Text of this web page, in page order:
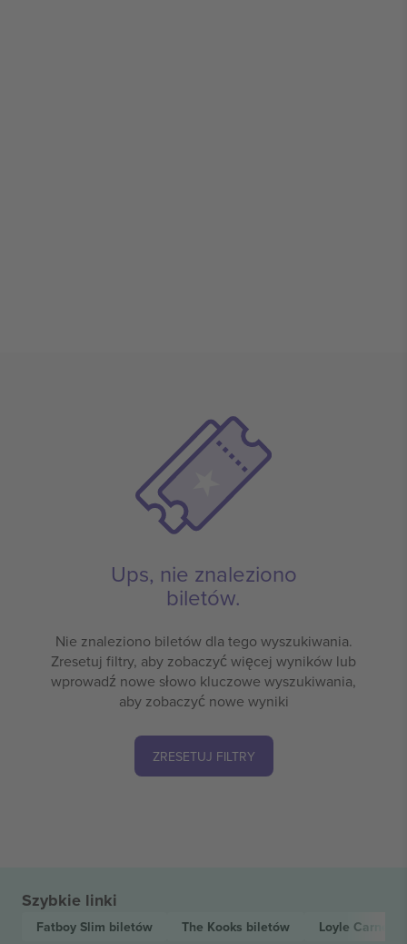
Ups, nie znaleziono
biletów.
Nie znaleziono biletów dla tego wyszukiwania.
Zresetuj filtry, aby zobaczyć więcej wyników lub
wprowadź nowe słowo kluczowe wyszukiwania,
aby zobaczyć nowe wyniki
ZRESETUJ FILTRY
Szybkie linki
Fatboy Slim biletów The Kooks biletów Loyle Carner